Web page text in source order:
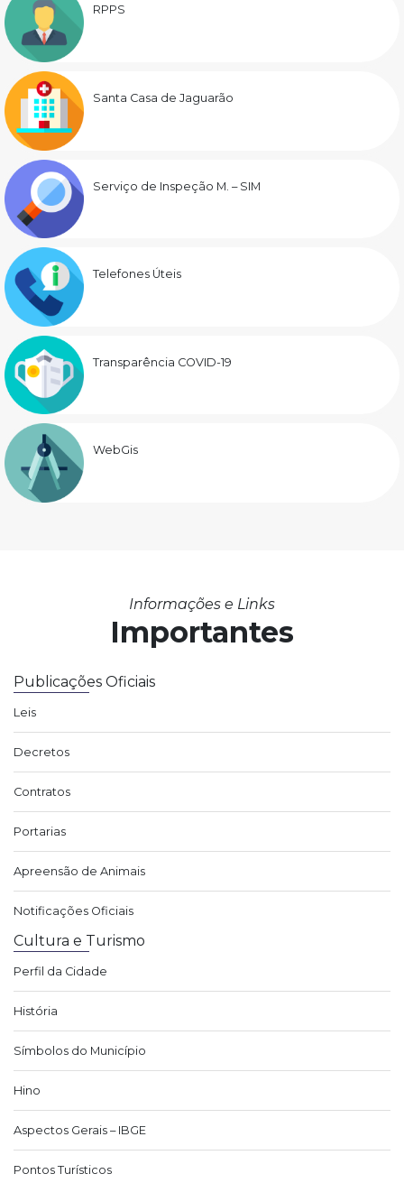
RPPS
Santa Casa de Jaguarão
Serviço de Inspeção M. – SIM
Telefones Úteis
Transparência COVID-19
WebGis
Informações e Links
Importantes
Publicações Oficiais
Leis
Decretos
Contratos
Portarias
Apreensão de Animais
Notificações Oficiais
Cultura e Turismo
Perfil da Cidade
História
Símbolos do Município
Hino
Aspectos Gerais – IBGE
Pontos Turísticos